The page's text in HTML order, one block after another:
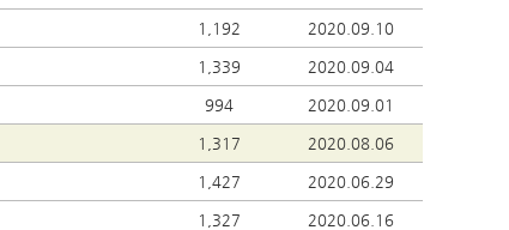
1,192 2020.09.10
1,339 2020.09.04
994 2020.09.01
1,317 2020.08.06
1,427 2020.06.29
1,327 2020.06.16